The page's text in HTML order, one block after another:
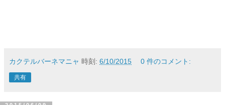
カクテルバーネマニャ 時刻: 6/10/2015 0 件のコメント:
共有